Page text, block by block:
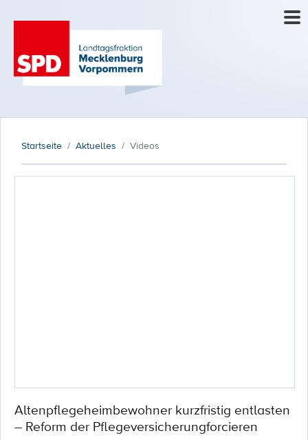
Startseite Aktuelles Videos
Altenpflegeheimbewohner kurzfristig entlasten
– Reform der Pflegeversicherungforcieren